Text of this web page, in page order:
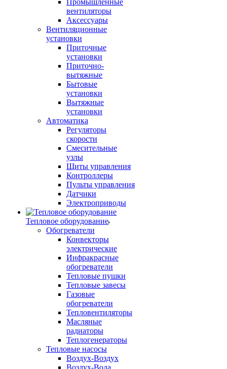
Промышленные
вентиляторы
Аксессуары
Вентиляционные
установки
Приточные
установки
Приточно-
вытяжные
Бытовые
установки
Вытяжные
установки
Автоматика
Регуляторы
скорости
Смесительные
узлы
Щиты управления
Контроллеры
Пульты управления
Датчики
Электроприводы
Тепловое оборудование
Обогреватели
Конвекторы
электрические
Инфракрасные
обогреватели
Тепловые пушки
Тепловые завесы
Газовые
обогреватели
Тепловентиляторы
Масляные
радиаторы
Теплогенераторы
Тепловые насосы
Воздух-Воздух
Воздух-Вода